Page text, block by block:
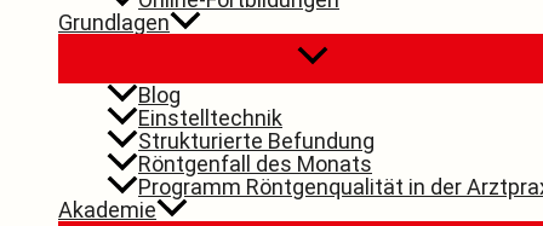
Grundlagen
Blog
Einstelltechnik
Strukturierte Befundung
Röntgenfall des Monats
Programm Röntgenqualität in der
Akademie